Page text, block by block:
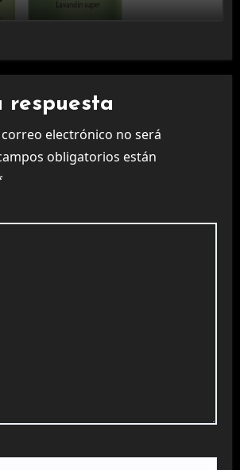
respuesta
electrónico no será
obligatorios están